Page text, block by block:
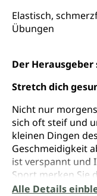
Elastisch,
Übungen
Der Herausgeber
Stretch dich
Nicht nur
sich oft steif und
kleinen Dingen
Geschmeidigkeit
ist verspannt und
Sport merken Sie
Füße unerreichbar
Alle Details